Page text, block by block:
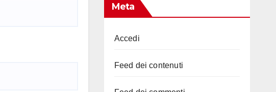
Meta
Accedi
Feed dei contenuti